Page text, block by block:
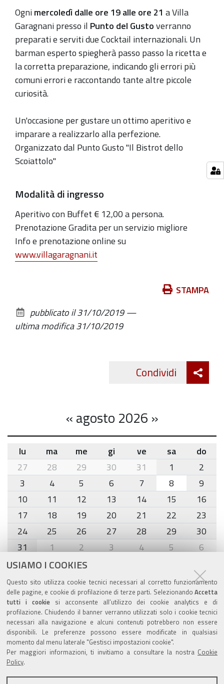
USIAMO I COOKIES
Questo sito utilizza cookie tecnici necessari al corretto funzionamento
delle pagine, e cookie di profilazione di terze parti. Selezionando Accetta
tutti i cookiesi acconsente all’utilizzo dei cookie analytics e di
profilazione. Chiudendo il banner verranno utilizzati solo i cookie tecnici
necessari alla navigazione e alcuni contenuti potrebbero non essere
disponibili. Le preferenze possono essere modificate in qualsiasi
momento dal menu laterale "Gestisci impostazioni cookie".
Per maggiori informazioni, ti invitiamo a consultare la nostra Cookie
Policy.
2019-
11-
20T19:00:00+01:00
2019-
11-
20T21:00:00+01:00
Tutti
mercoledì
dal
6
novembre
18
dalle
ore
19,00
alle
gusto
di
Ognimercoledì dalle ore 19 alle ore 21 a Villa
Garagnani presso il Punto del Gustoverranno
preparati e serviti due Cocktail internazionali. Un
barman esperto spiegherà passo passo la ricetta e
la corretta preparazione, indicando gli errori più
comuni errori e raccontando tante altre piccole
curiosità.
Un'occasione per gustare un ottimo aperitivo e
imparare a realizzarlo alla perfezione.
Organizzato dal Punto Gusto "Il Bistrot dello
Scoiattolo"
Modalità di ingresso
Aperitivo con Buffet € 12,00 a persona.
Prenotazione Gradita per un servizio migliore
Info e prenotazione online su
www.villagaragnani.it
documento
STAMPA
pubblicato il31/10/2019—
ultima modifica31/10/2019
Condividi
«agosto 2026 »
month-
8
lu ma me gi ve sa
do
27
28 29 30 31 1
2
3
4 5 6 7 8
9
10
11 12 13 14 15
16
17
18 19 20 21 22
23
24
25 26 27 28 29
30
31
1 2 3 4 5 6
Agenda eventi
torna alla sezione
Valuta questo sito